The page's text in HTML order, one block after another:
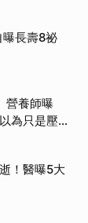
長壽8祕
營養師曝
為只是壓力
！醫曝5大